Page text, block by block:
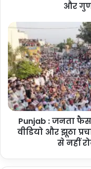
विश्वविद्यालयों
रैंकिंग
और
गुणवत्ता
सुधार
पर
जोर
और
Punjab
जनता
फैसला
करेगी;
धर्म
के
नाम
पर
वीडियो
Punjab : जनता
वीडियो और झूठा
से नहीं